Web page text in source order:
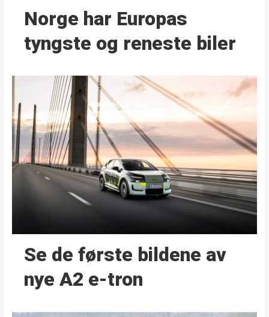
Norge har Europas
tyngste og reneste biler
Se de første bildene av
nye A2 e-tron